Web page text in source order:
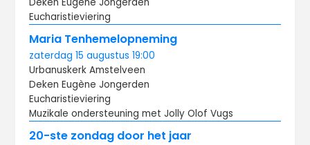
Eucharistieviering
Maria Tenhemelopneming
zaterdag 15 augustus19:00
Urbanuskerk Amstelveen
Deken Eugène Jongerden
Eucharistieviering
Muzikale ondersteuning met Jolly Olof Vugs
20-ste zondag door het jaar